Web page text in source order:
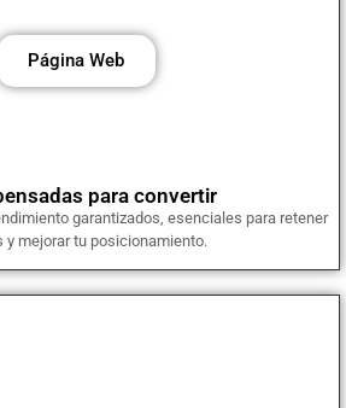
Página Web
para convertir
garantizados, esenciales para retener
y mejorar tu posicionamiento.